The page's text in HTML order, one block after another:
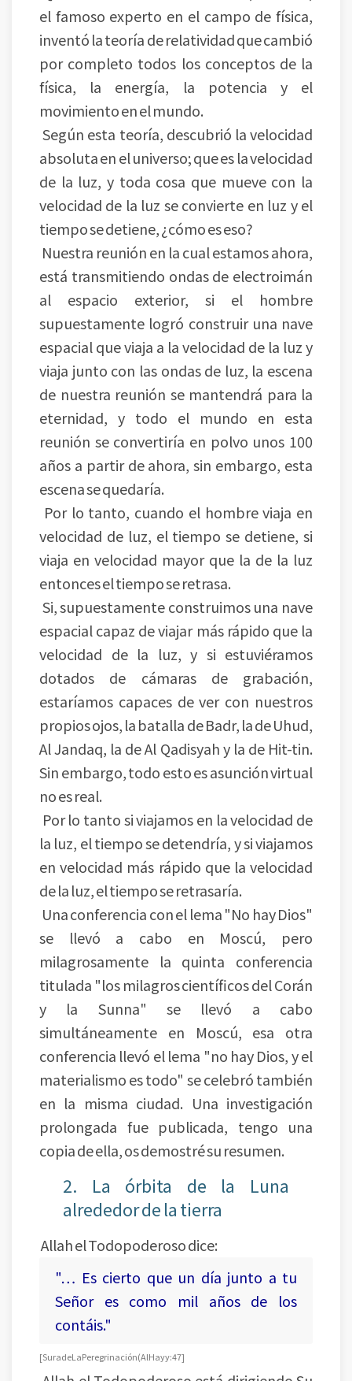
el famoso experto en el campo de física,
inventó la teoría de relatividad que cambió
por completo todos los conceptos de la
física, la energía, la potencia y el
movimiento en el mundo.
Según esta teoría, descubrió la velocidad
absoluta en el universo; que es la velocidad
de la luz, y toda cosa que mueve con la
velocidad de la luz se convierte en luz y el
tiempo se detiene, ¿cómo es eso?
Nuestra reunión en la cual estamos ahora,
está transmitiendo ondas de electroimán
al espacio exterior, si el hombre
supuestamente logró construir una nave
espacial que viaja a la velocidad de la luz y
viaja junto con las ondas de luz, la escena
de nuestra reunión se mantendrá para la
eternidad, y todo el mundo en esta
reunión se convertiría en polvo unos 100
años a partir de ahora, sin embargo, esta
escena se quedaría.
Por lo tanto, cuando el hombre viaja en
velocidad de luz, el tiempo se detiene, si
viaja en velocidad mayor que la de la luz
entonces el tiempo se retrasa.
Si, supuestamente construimos una nave
espacial capaz de viajar más rápido que la
velocidad de la luz, y si estuviéramos
dotados de cámaras de grabación,
estaríamos capaces de ver con nuestros
propios ojos, la batalla de Badr, la de Uhud,
Al Jandaq, la de Al Qadisyah y la de Hit-tin.
Sin embargo, todo esto es asunción virtual
no es real.
Por lo tanto si viajamos en la velocidad de
la luz, el tiempo se detendría, y si viajamos
en velocidad más rápido que la velocidad
de la luz, el tiempo se retrasaría.
Una conferencia con el lema "No hay Dios"
se llevó a cabo en Moscú, pero
milagrosamente la quinta conferencia
titulada "los milagros científicos del Corán
y la Sunna" se llevó a cabo
simultáneamente en Moscú, esa otra
conferencia llevó el lema "no hay Dios, y el
materialismo es todo" se celebró también
en la misma ciudad. Una investigación
prolongada fue publicada, tengo una
copia de ella, os demostré su resumen.
2. La órbita de la Luna
alrededor de la tierra
Allah el Todopoderoso dice:
"… Es cierto que un día junto a tu
Señor es como mil años de los
contáis."
[Sura de La Peregrinación (Al Hayy:47]